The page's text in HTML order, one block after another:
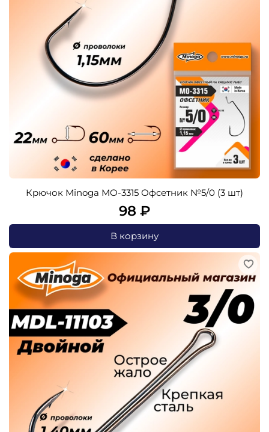
Крючок Minoga MO-3315 Офсетник №5/0 (3 шт)
98 ₽
В корзину